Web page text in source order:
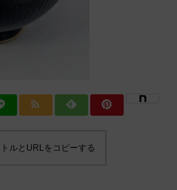
ルとURLをコピーする